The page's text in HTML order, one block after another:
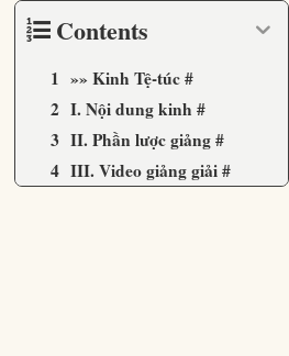
Contents
»» Kinh Tệ-túc #
I. Nội dung kinh #
II. Phần lược giảng #
III. Video giảng giải #